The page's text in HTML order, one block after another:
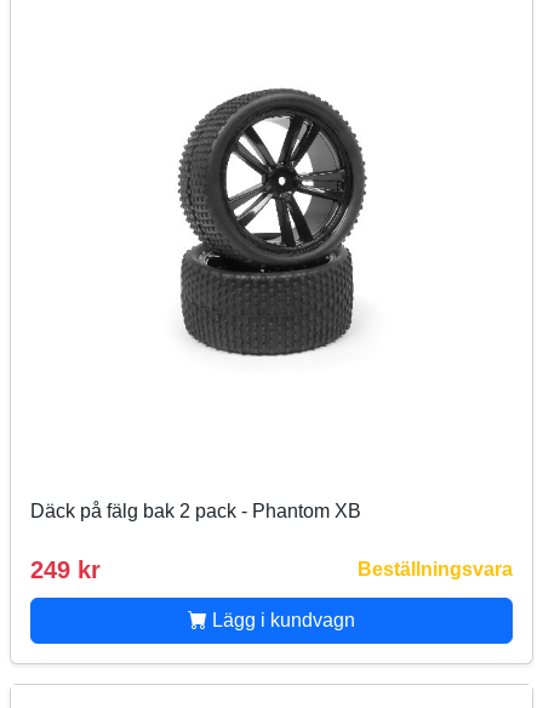
Däck på fälg bak 2 pack - Phantom XB
249 kr Beställningsvara
Lägg i kundvagn